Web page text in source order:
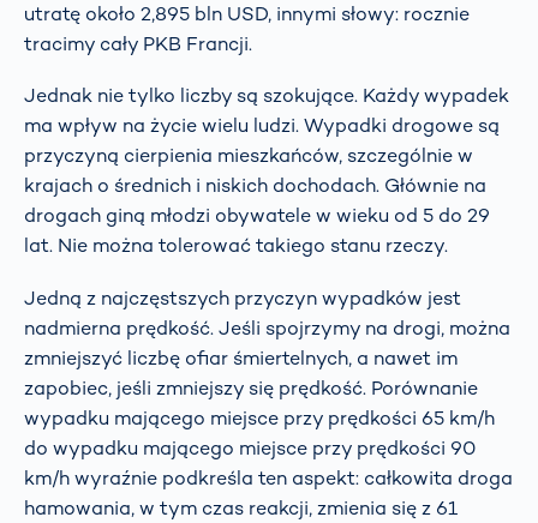
utratę około 2,895 bln USD, innymi słowy: rocznie
tracimy cały PKB Francji.
Jednak nie tylko liczby są szokujące. Każdy wypadek
ma wpływ na życie wielu ludzi. Wypadki drogowe są
przyczyną cierpienia mieszkańców, szczególnie w
krajach o średnich i niskich dochodach. Głównie na
drogach giną młodzi obywatele w wieku od 5 do 29
lat. Nie można tolerować takiego stanu rzeczy.
Jedną z najczęstszych przyczyn wypadków jest
nadmierna prędkość. Jeśli spojrzymy na drogi, można
zmniejszyć liczbę ofiar śmiertelnych, a nawet im
zapobiec, jeśli zmniejszy się prędkość. Porównanie
wypadku mającego miejsce przy prędkości 65 km/h
do wypadku mającego miejsce przy prędkości 90
km/h wyraźnie podkreśla ten aspekt: całkowita droga
hamowania, w tym czas reakcji, zmienia się z 61